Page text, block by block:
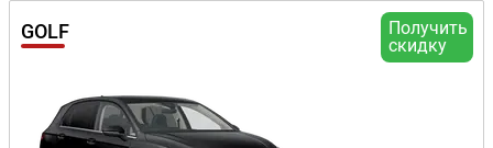
Получить
скидку
GOLF